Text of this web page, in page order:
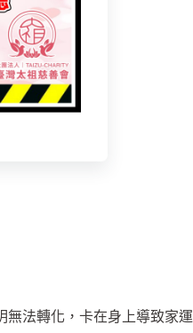
無法轉化，卡在身上導致家運